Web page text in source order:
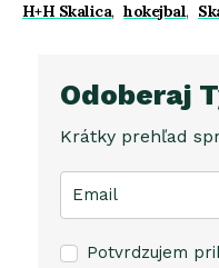
H+H Skalica, hokejbal,
Odoberaj
Krátky prehľad
Potvrdzujem